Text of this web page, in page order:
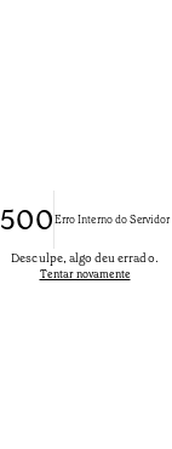
500Erro Interno do Servidor
Desculpe, algo deu errado.
Tentar novamente